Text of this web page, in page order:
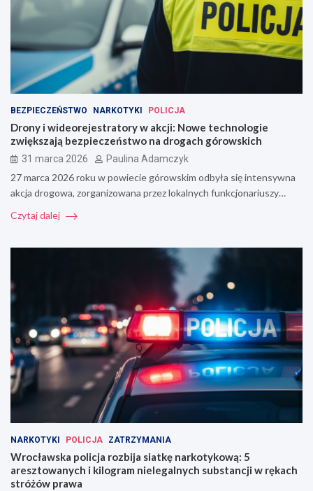
BEZPIECZEŃSTWO NARKOTYKI POLICJA
Drony i wideorejestratory w akcji: Nowe technologie
zwiększają bezpieczeństwo na drogach górowskich
31 marca 2026 Paulina Adamczyk
27 marca 2026 roku w powiecie górowskim odbyła się intensywna
akcja drogowa, zorganizowana przez lokalnych funkcjonariuszy…
Czytaj dalej
NARKOTYKI POLICJA ZATRZYMANIA
Wrocławska policja rozbija siatkę narkotykową: 5
aresztowanych i kilogram nielegalnych substancji w rękach
stróżów prawa